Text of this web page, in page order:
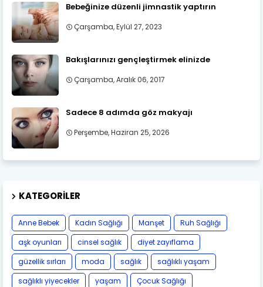
Bebeğinize düzenli jimnastik yaptırın
Çarşamba, Eylül 27, 2023
Bakışlarınızı gençleştirmek elinizde
Çarşamba, Aralık 06, 2017
Sadece 8 adımda göz makyajı
Perşembe, Haziran 25, 2026
KATEGORILER
Anne Bebek Kadın Sağlığı Manşet
Ruh Sağlığı
aşk oyunları
cinsel sağlık
diyet zayıflama
güzellik sırları
moda sağlık
sağlıklı yaşam
sağlıklı yiyecekler
yaşam Çocuk Sağlığı